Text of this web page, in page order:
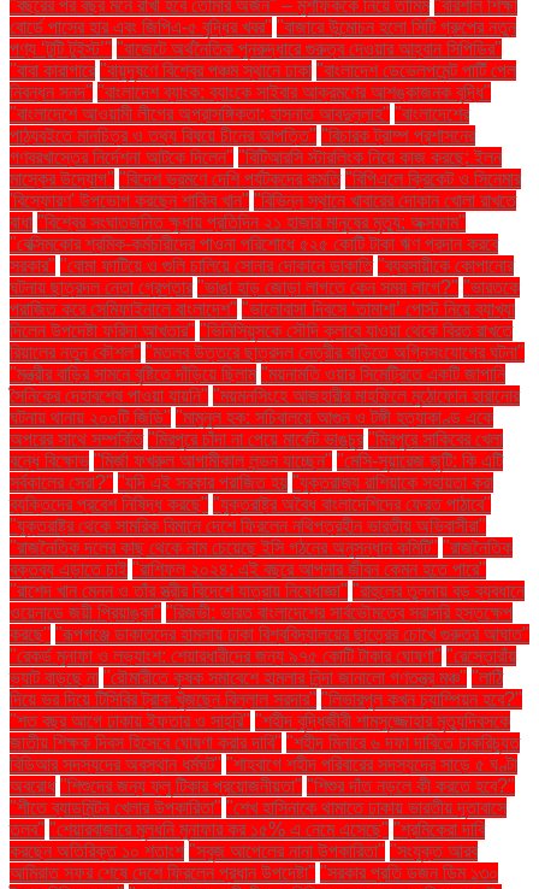
"বছরের পর বছর মনে রাখা হবে তোমার অর্জন" – মুশফিককে নিয়ে তামিম "বরিশাল শিক্ষা
বোর্ডে পাসের হার এবং জিপিএ-৫ বৃদ্ধির খবর" "বাজারে উন্মোচন হলো সিটি গ্রুপের নতুন
পণ্য ‘টুটি টুইস্ট’" "বাজেটে অর্থনৈতিক পুনরুদ্ধারে গুরুত্ব দেওয়ার আহ্বান সিপিডির"
"বাবা কারাগারে "বায়ুদূষণে বিশ্বের পঞ্চম স্থানে ঢাকা "বাংলাদেশ ডেভেলপমেন্ট পার্টি পেল
নিবন্ধন সনদ" "বাংলাদেশ ব্যাংক: ব্যাংকে সাইবার আক্রমণের আশঙ্কাজনক বৃদ্ধি"
"বাংলাদেশে আওয়ামী লীগের অপ্রাসঙ্গিকতা: হাসনাত আবদুল্লাহ" "বাংলাদেশের
পাঠ্যবইতে মানচিত্র ও তথ্য বিষয়ে চীনের আপত্তি" "বিচারক ট্রাম্প প্রশাসনের
গণবরখাস্তের নির্দেশনা আটকে দিলেন" "বিটিআরসি স্টারলিংক নিয়ে কাজ করছে: ইলন
মাস্কের উদ্যোগ" "বিদেশ ভ্রমণে দেশি পর্যটকদের কমতি "বিপিএলে ক্রিকেট ও সিনেমার
'বিস্ফোরণ' উপভোগ করছেন শাকিব খান" "বিভিন্ন স্থানে খাবারের দোকান খোলা রাখতে
বাধা "বিশ্বের সংঘাতজনিত ক্ষুধায় প্রতিদিন ২১ হাজার মানুষের মৃত্যু: অক্সফাম"
"বেক্সিমকোর শ্রমিক-কর্মচারীদের পাওনা পরিশোধে ৫২৫ কোটি টাকা ঋণ প্রদান করবে
সরকার" "বোমা ফাটিয়ে ও গুলি চালিয়ে সোনার দোকানে ডাকাতি "ব্যবসায়ীকে কোপানোর
ঘটনায় ছাত্রদল নেতা গ্রেপ্তার "ভাঙা হাড় জোড়া লাগতে কেন সময় লাগে?" "ভারতকে
পরাজিত করে সেমিফাইনালে বাংলাদেশ" "ভালোবাসা দিবসে ‘তামাশা’ পোস্ট নিয়ে ব্যাখ্যা
দিলেন উপদেষ্টা ফরিদা আখতার" "ভিনিসিয়ুসকে সৌদি ক্লাবে যাওয়া থেকে বিরত রাখতে
রিয়ালের নতুন কৌশল" "মতলব উত্তরে ছাত্রদল নেত্রীর বাড়িতে অগ্নিসংযোগের ঘটনা"
"মন্ত্রীর বাড়ির সামনে বৃষ্টিতে দাঁড়িয়ে ছিলাম "ময়নামতি ওয়ার সিমেট্রিতে একটি জাপানি
সৈনিকের দেহাবশেষ পাওয়া যায়নি" "ময়মনসিংহে আজহারীর মাহফিলে মুঠোফোন হারানোর
ঘটনায় থানায় ২০০টি জিডি" "মামুনুল হক: সচিবালয়ে আগুন ও টঙ্গী হত্যাকাণ্ড একে
অপরের সাথে সম্পর্কিত "মিরপুরে চাঁদা না পেয়ে মার্কেট ভাঙচুর "মিরপুরে সাকিবের খেলা
বন্ধে বিক্ষোভ "মির্জা ফখরুল আগামীকাল লন্ডন যাচ্ছেন" "মেসি-সুয়ারেজ জুটি: কি এটি
সর্বকালের সেরা?" "যদি এই সরকার পরাজিত হয় "যুক্তরাজ্য রাশিয়াকে সহায়তা করা
ব্যক্তিদের প্রবেশ নিষিদ্ধ করছে" "যুক্তরাষ্ট্র অবৈধ বাংলাদেশিদের ফেরত পাঠাবে"
"যুক্তরাষ্ট্র থেকে সামরিক বিমানে দেশে ফিরলেন নথিপত্রহীন ভারতীয় অভিবাসীরা"
"রাজনৈতিক দলের কাছ থেকে নাম চেয়েছে ইসি গঠনের অনুসন্ধান কমিটি" "রাজনৈতিক
বক্তব্য এড়াতে চাই "রাশিফল ২০২৪: এই বছরে আপনার জীবন কেমন হতে পারে"
"রাশেদ খান মেনন ও তাঁর স্ত্রীর বিদেশে যাত্রায় নিষেধাজ্ঞা" "রাহুলের তুলনায় বড় ব্যবধানে
ওয়েনাডে জয়ী প্রিয়াঙ্কা" "রিজভী: ভারত বাংলাদেশের সার্বভৌমত্বে সরাসরি হস্তক্ষেপ
করছে" "রূপগঞ্জে ডাকাতদের হামলায় ঢাকা বিশ্ববিদ্যালয়ের ছাত্রের চোখে গুরুতর আঘাত"
"রেকর্ড মুনাফা ও লভ্যাংশ: শেয়ারধারীদের জন্য ৯৭৫ কোটি টাকার ঘোষণা" "রেস্তোরাঁয়
ভ্যাট বাড়ছে না "রৌমারীতে কৃষক সমাবেশে হামলার নিন্দা জানালো গণতন্ত্র মঞ্চ" "লাঠি
দিয়ে ভর দিয়ে টিসিবির ট্রাক খুঁজছেন বিল্লাল সরদার" "লিভারপুল কখন চ্যাম্পিয়ন হবে?"
"শত বছর আগে ঢাকায় ইফতার ও সাহ্‌রি" "শহীদ বুদ্ধিজীবী শামসুজ্জোহার মৃত্যুদিবসকে
জাতীয় শিক্ষক দিবস হিসেবে ঘোষণা করার দাবি" "শহীদ মিনারে ৬ দফা দাবিতে চাকরিচ্যুত
বিডিআর সদস্যদের অবস্থান ধর্মঘট" "শাহবাগে শহীদ পরিবারের সদস্যদের সাড়ে ৫ ঘণ্টা
অবরোধ "শিশুদের জন্য ফ্লু টিকার প্রয়োজনীয়তা" "শিশুর দাঁত নড়লে কী করতে হবে?"
"শীতে ব্যাডমিন্টন খেলার উপকারিতা" "শেখ হাসিনাকে থামাতে ঢাকায় ভারতীয় দূতাবাসে
তলব" "শেয়ারবাজারে মূলধনি মুনাফার কর ১৫% এ নেমে এসেছে" "শ্রমিকেরা দাবি
করছেন অতিরিক্ত ১০ শতাংশ "সবুজ আপেলের নানা উপকারিতা" "সংযুক্ত আরব
আমিরাত সফর শেষে দেশে ফিরলেন প্রধান উপদেষ্টা" "সরকার প্রতি ডজন ডিম ১৩০